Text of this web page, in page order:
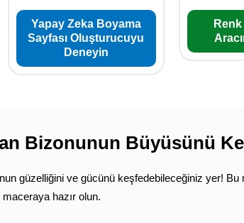
Yapay Zeka Boyama
Sayfası Oluşturucuyu
Deneyin
Renk
Bizonunun Büyüsünü
güzelliğini ve gücünü keşfedebileceğiniz yer! Bu
maceraya hazır olun.